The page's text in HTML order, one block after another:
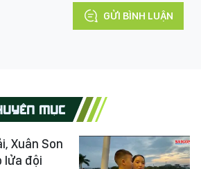
GỬI BÌNH LUẬN
MỤC
Xuân Son
lửa đội